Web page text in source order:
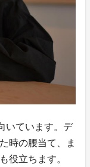
いています。デ
時の腰当て、ま
役立ちます。